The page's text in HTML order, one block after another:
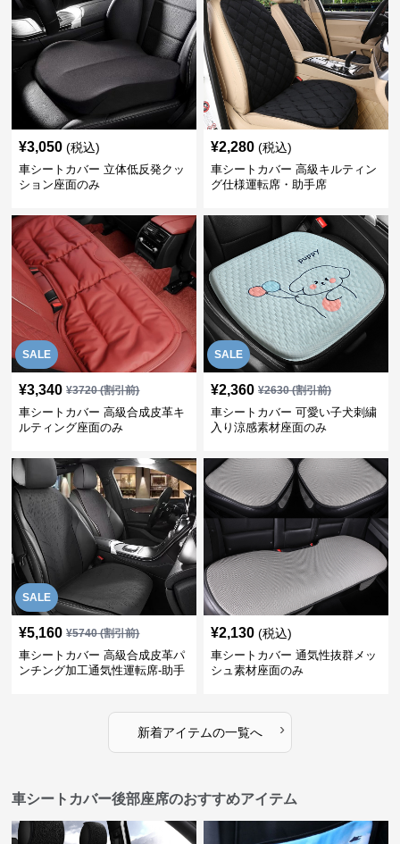
¥3,050 (税込)
車シートカバー 立体低反発クッ
ション座面のみ
¥2,280 (税込)
車シートカバー 高級キルティン
グ仕様運転席・助手席
SALE
¥3,340 ¥3720(割引前)
車シートカバー 高級合成皮革キ
ルティング座面のみ
SALE
¥2,360 ¥2630(割引前)
車シートカバー 可愛い子犬刺繍
入り涼感素材座面のみ
SALE
¥5,160 ¥5740(割引前)
車シートカバー 高級合成皮革パ
ンチング加工通気性運転席-助手
¥2,130 (税込)
車シートカバー 通気性抜群メッ
シュ素材座面のみ
新着アイテムの一覧へ ›
車シートカバー後部座席のおすすめアイテム